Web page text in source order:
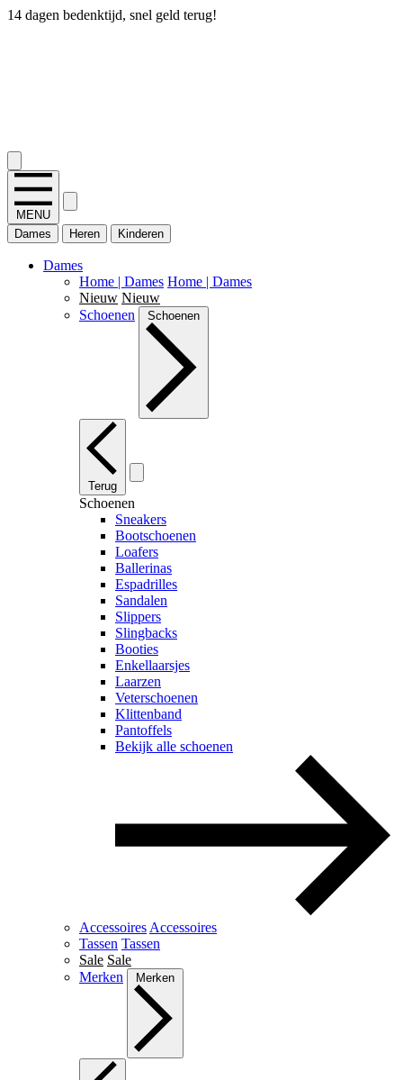
14 dagen bedenktijd, snel geld terug!
MENU
Dames
Heren Kinderen
Dames
Home | Dames Home | Dames
Nieuw Nieuw
Schoenen
Schoenen
Terug
Schoenen
Sneakers
Bootschoenen
Loafers
Ballerinas
Espadrilles
Sandalen
Slippers
Slingbacks
Booties
Enkellaarsjes
Laarzen
Veterschoenen
Klittenband
Pantoffels
Bekijk alle schoenen
Accessoires Accessoires
Tassen Tassen
Sale Sale
Merken
Merken